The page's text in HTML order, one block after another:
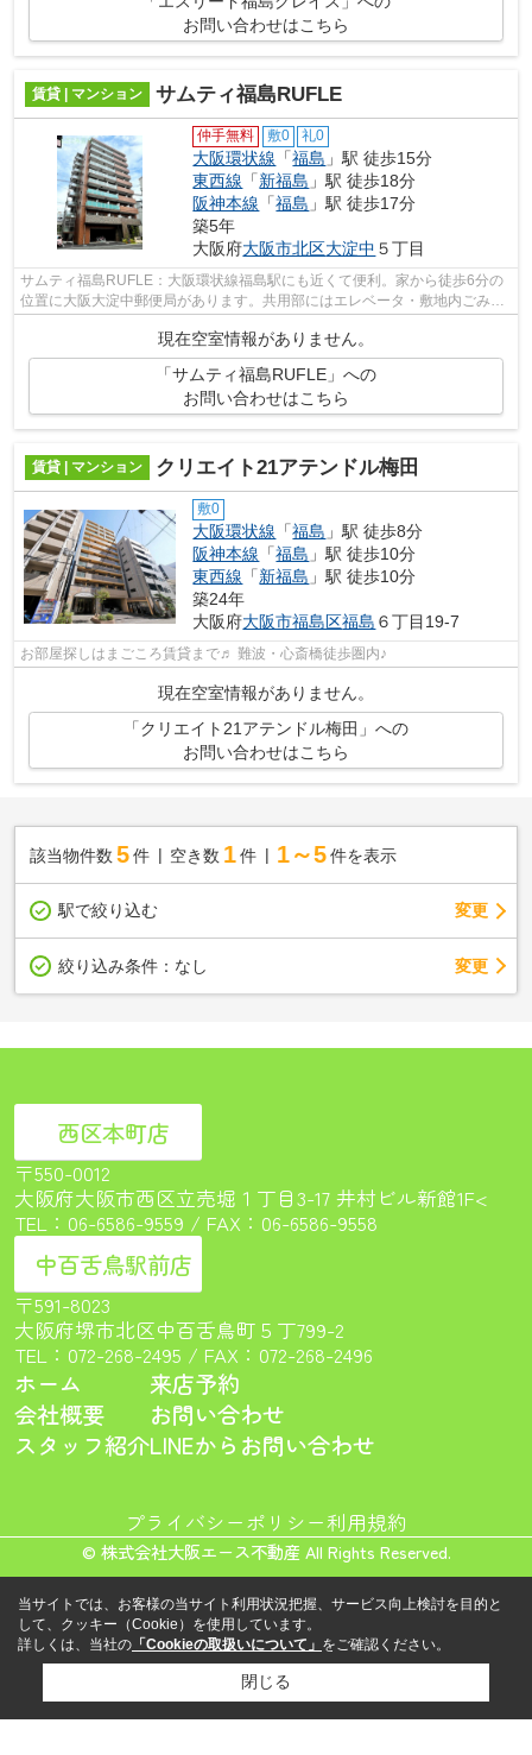
お問い合わせはこちら
賃貸 | マンション サムティ福島RUFLE
仲手無料 敷0 礼0
大阪環状線 「福島 」駅 徒歩15分
東西線 「新福島 」駅 徒歩18分
阪神本線 「福島 」駅 徒歩17分
築5年
大阪府大阪市北区大淀中 ５丁目
サムティ福島RUFLE：大阪環状線福島駅にも近くて便利。家から徒歩6分の
位置に大阪大淀中郵便局があります。共用部にはエレベータ・敷地内ごみ置
き場などが揃っております。こちらは10...
現在空室情報がありません。
「サムティ福島RUFLE」への
お問い合わせはこちら
賃貸 | マンション クリエイト21アテンドル梅田
敷0
大阪環状線 「福島 」駅 徒歩8分
阪神本線 「福島 」駅 徒歩10分
東西線 「新福島 」駅 徒歩10分
築24年
大阪府大阪市福島区福島 ６丁目19-7
お部屋探しはまごころ賃貸まで♬ 難波・心斎橋徒歩圏内♪
現在空室情報がありません。
「クリエイト21アテンドル梅田」への
お問い合わせはこちら
該当物件数 5件 空き数 1 件 1～5 件を表示
駅で絞り込む 変更
絞り込み条件： なし 変更
西区本町店
〒550-0012
大阪府大阪市西区立売堀１丁目3-17 井村ビル新館1F<
TEL： 06-6586-9559 / FAX：06-6586-9558
中百舌鳥駅前店
〒591-8023
大阪府堺市北区中百舌鳥町５丁799-2
TEL： 072-268-2495 / FAX：072-268-2496
ホーム
会社概要
スタッフ紹介
来店予約
お問い合わせ
LINEからお問い合わせ
プライバシーポリシー利用規約
© 株式会社大阪エース不動産 All Rights Reserved.
当サイトでは、お客様の当サイト利用状況把握、サービス向上検討を目的と
して、クッキー（Cookie）を使用しています。
詳しくは、当社の 「Cookieの取扱いについて」 をご確認ください。
閉じる